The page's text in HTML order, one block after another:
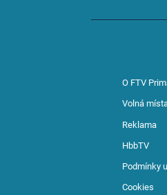
O FTV
Volná
Reklama
HbbTV
Podmínky
Cookies